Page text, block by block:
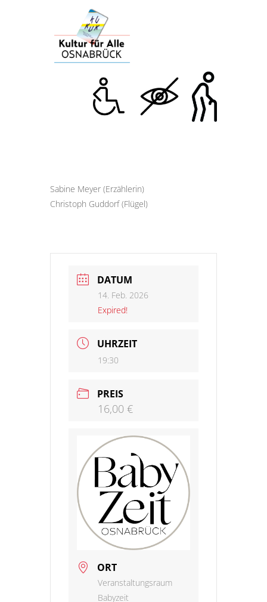
Sabine Meyer (Erzählerin)
Christoph Guddorf (Flügel)
DATUM
14. Feb. 2026
Expired!
UHRZEIT
19:30
PREIS
16,00 €
ORT
Veranstaltungsraum
Babyzeit